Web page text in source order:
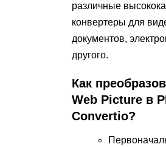
различные
конвертеры для
документов,
другого.
Как
Web Picture в
Convertio?